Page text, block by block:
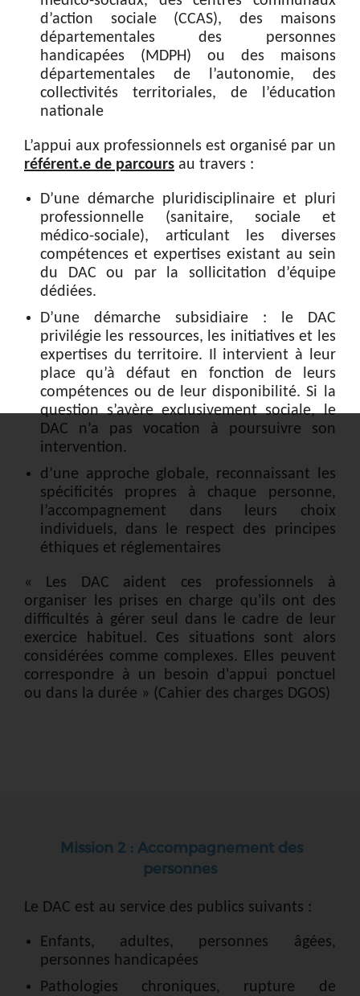
d’action sociale (CCAS), des maisons
départementales des personnes
handicapées (MDPH) ou des maisons
départementales de l’autonomie, des
collectivités territoriales, de l’éducation
nationale
L’appui aux professionnels est organisé par un
référent.e de parcours au travers :
D’une démarche pluridisciplinaire et pluri
professionnelle (sanitaire, sociale et
médico-sociale), articulant les diverses
compétences et expertises existant au sein
du DAC ou par la sollicitation d’équipe
dédiées.
D’une démarche subsidiaire : le DAC
privilégie les ressources, les initiatives et les
expertises du territoire. Il intervient à leur
place qu’à défaut en fonction de leurs
compétences ou de leur disponibilité. Si la
question s’avère exclusivement sociale, le
DAC n’a pas vocation à poursuivre son
intervention.
d’une approche globale, reconnaissant les
spécificités propres à chaque personne,
l’accompagnement dans leurs choix
individuels, dans le respect des principes
éthiques et réglementaires
« Les DAC aident ces professionnels à
organiser les prises en charge qu'ils ont des
difficultés à gérer seul dans le cadre de leur
exercice habituel. Ces situations sont alors
considérées comme complexes. Elles peuvent
correspondre à un besoin d'appui ponctuel
ou dans la durée » (Cahier des charges DGOS)
Mission 2 : Accompagnement des
personnes
Le DAC est au service des publics suivants :
Enfants, adultes, personnes âgées,
personnes handicapées
Pathologies chroniques, rupture de